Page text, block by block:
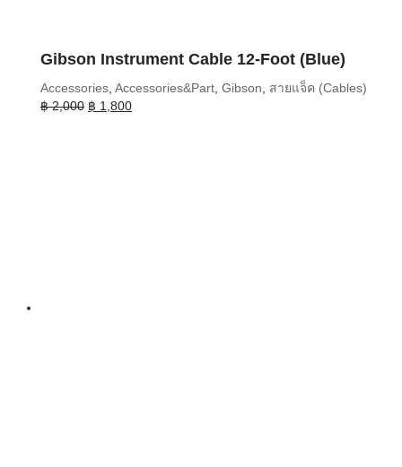
Gibson Instrument Cable 12-Foot (Blue)
Accessories, Accessories&Part, Gibson, สายแจ็ค (Cables)
฿2,000 Original
฿ 1,800Current